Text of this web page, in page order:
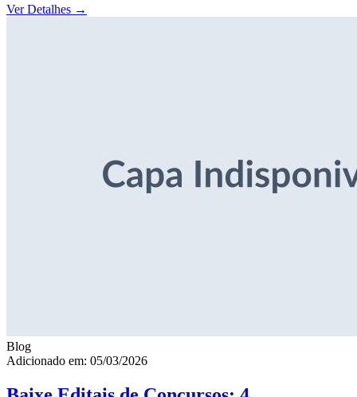
Ver Detalhes →
Blog
Adicionado em: 05/03/2026